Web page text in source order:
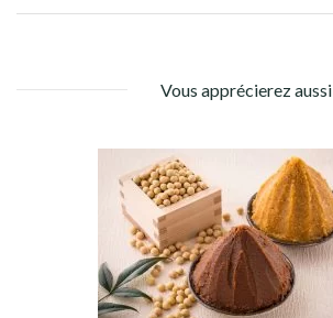
Vous apprécierez aussi